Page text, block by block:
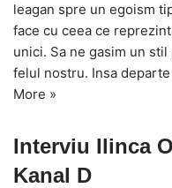
leagan spre un egoism
face cu ceea ce
unici. Sa ne gasim un
felul nostru. Insa
More »
Interviu Ilinca
Kanal D